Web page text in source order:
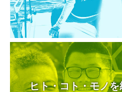
ヒト・コト・モノ